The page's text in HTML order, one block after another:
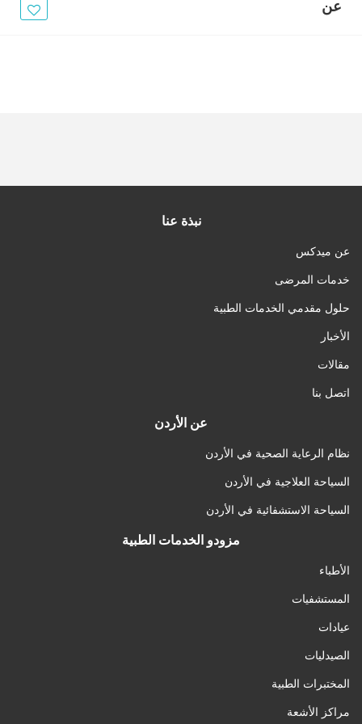
عن
نبذة عنا
عن ميدكس
خدمات المرضى
حلول مقدمي الخدمات الطبية
الأخبار
مقالات
اتصل بنا
عن الأردن
نظام الرعاية الصحية في الأردن
السياحة العلاجية في الأردن
السياحة الاستشفائية في الأردن
مزودو الخدمات الطبية
الأطباء
المستشفيات
عيادات
الصيدليات
المختبرات الطبية
مراكز الأشعة